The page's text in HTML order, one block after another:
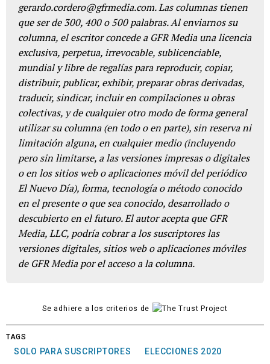
gerardo.cordero@gfrmedia.com. Las columnas tienen
que ser de 300, 400 o 500 palabras. Al enviarnos su
columna, el escritor concede a GFR Media una licencia
exclusiva, perpetua, irrevocable, sublicenciable,
mundial y libre de regalías para reproducir, copiar,
distribuir, publicar, exhibir, preparar obras derivadas,
traducir, sindicar, incluir en compilaciones u obras
colectivas, y de cualquier otro modo de forma general
utilizar su columna (en todo o en parte), sin reserva ni
limitación alguna, en cualquier medio (incluyendo
pero sin limitarse, a las versiones impresas o digitales
o en los sitios web o aplicaciones móvil del periódico
El Nuevo Día), forma, tecnología o método conocido
en el presente o que sea conocido, desarrollado o
descubierto en el futuro. El autor acepta que GFR
Media, LLC, podría cobrar a los suscriptores las
versiones digitales, sitios web o aplicaciones móviles
de GFR Media por el acceso a la columna.
Se adhiere a los criterios de
TAGS
SOLO PARA SUSCRIPTORES ELECCIONES 2020